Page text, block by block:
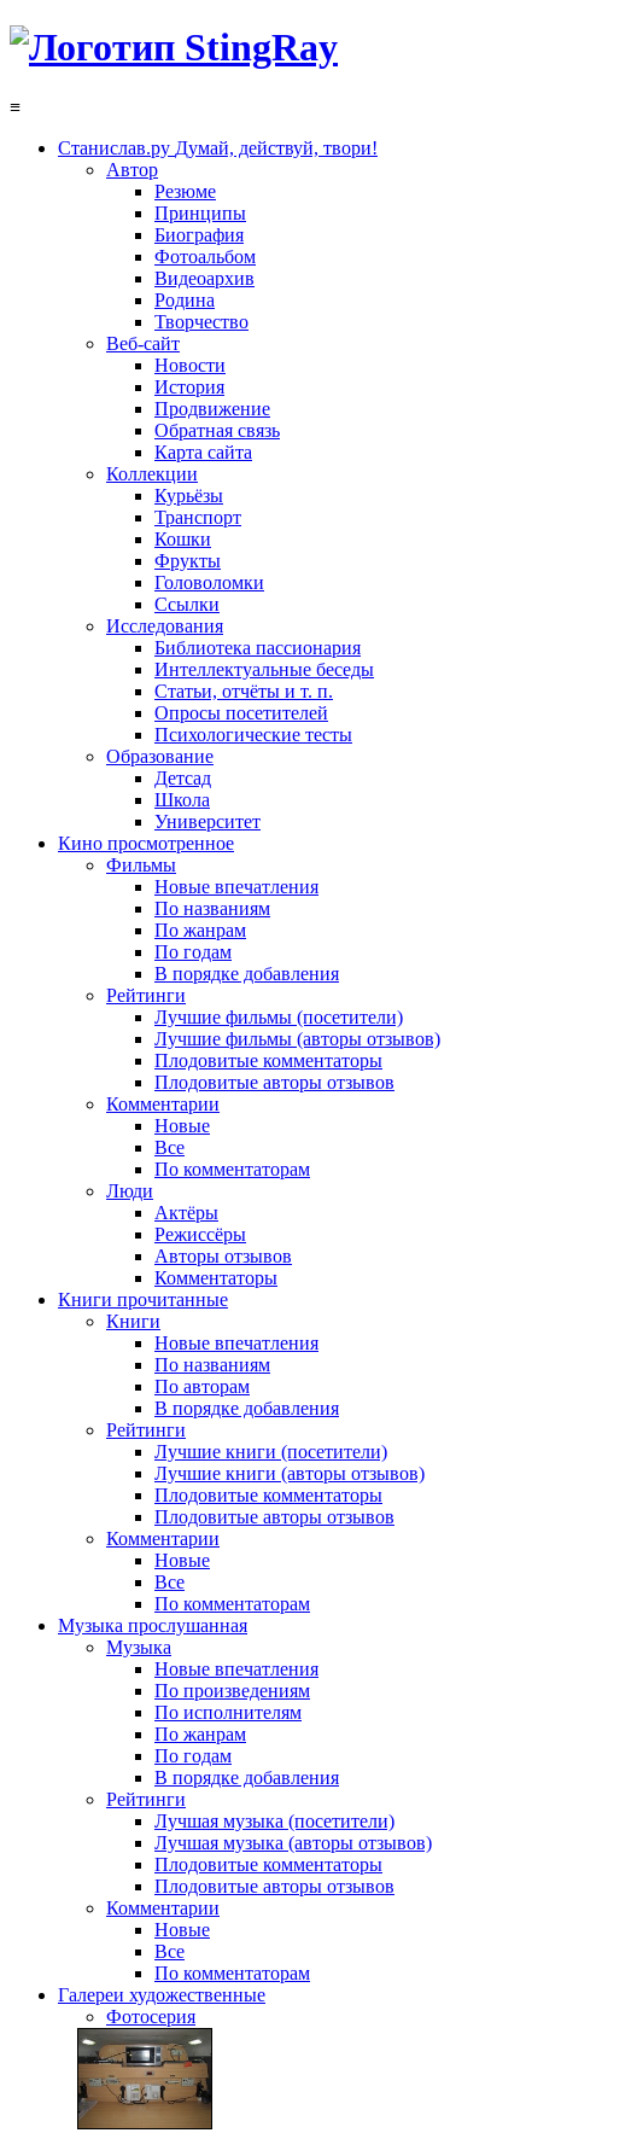
≡
Станислав.ру Думай, действуй, твори!
Автор
Резюме
Принципы
Биография
Фотоальбом
Видеоархив
Родина
Творчество
Веб-сайт
Новости
История
Продвижение
Обратная связь
Карта сайта
Коллекции
Курьёзы
Транспорт
Кошки
Фрукты
Головоломки
Ссылки
Исследования
Библиотека пассионария
Интеллектуальные беседы
Статьи, отчёты и т. п.
Опросы посетителей
Психологические тесты
Образование
Детсад
Школа
Университет
Кино просмотренное
Фильмы
Новые впечатления
По названиям
По жанрам
По годам
В порядке добавления
Рейтинги
Лучшие фильмы (посетители)
Лучшие фильмы (авторы отзывов)
Плодовитые комментаторы
Плодовитые авторы отзывов
Комментарии
Новые
Все
По комментаторам
Люди
Актёры
Режиссёры
Авторы отзывов
Комментаторы
Книги прочитанные
Книги
Новые впечатления
По названиям
По авторам
В порядке добавления
Рейтинги
Лучшие книги (посетители)
Лучшие книги (авторы отзывов)
Плодовитые комментаторы
Плодовитые авторы отзывов
Комментарии
Новые
Все
По комментаторам
Музыка прослушанная
Музыка
Новые впечатления
По произведениям
По исполнителям
По жанрам
По годам
В порядке добавления
Рейтинги
Лучшая музыка (посетители)
Лучшая музыка (авторы отзывов)
Плодовитые комментаторы
Плодовитые авторы отзывов
Комментарии
Новые
Все
По комментаторам
Галереи художественные
Фотосерия